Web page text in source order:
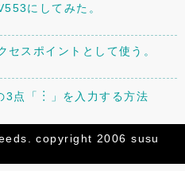
にしてみた。
スポイントとして使う。
3点「︙」を入力する方法
に、16年前に作ったレイアウ
copyright 2006 susu